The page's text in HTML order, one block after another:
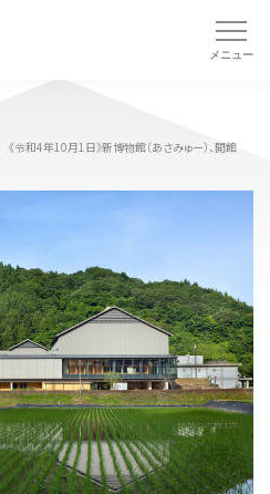
メニュー
Index
Today
About
《令和4年10月1日》新博物館（あさみゅー）、開館